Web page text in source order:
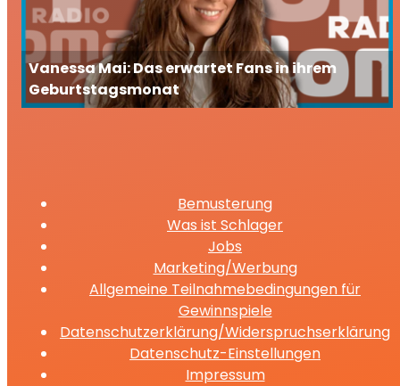
Vanessa Mai: Das erwartet Fans in ihrem
Geburtstagsmonat
Bemusterung
Was ist Schlager
Jobs
Marketing/Werbung
Allgemeine Teilnahmebedingungen für
Gewinnspiele
Datenschutzerklärung/Widerspruchserklärung
Datenschutz-Einstellungen
Impressum